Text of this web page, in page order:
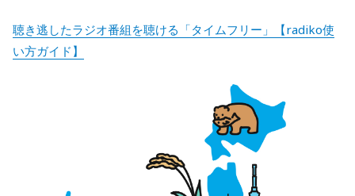
聴き逃したラジオ番組を聴ける「タイムフリー」【radiko使
い方ガイド】